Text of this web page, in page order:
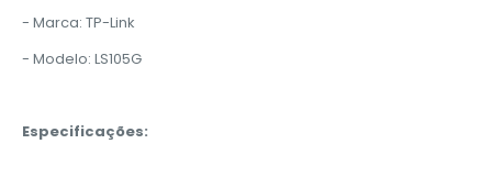
- Marca: TP-Link
- Modelo: LS105G
Especificações: